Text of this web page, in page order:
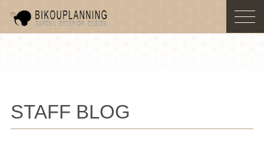
STAFF BLOG